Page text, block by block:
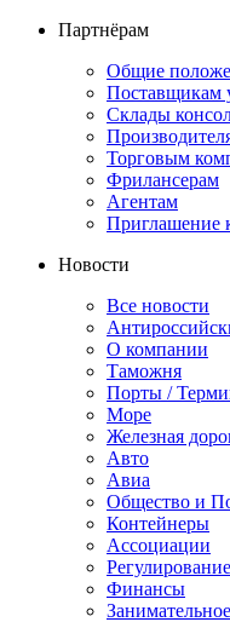
Партнёрам
Общие
Поставщикам
Склады
Торговым
Фрилансерам
Агентам
Приглашение
Новости
Все новости
О компании
Таможня
Порты /
Море
Железная
Авто
Авиа
Общество и
Контейнеры
Ассоциации
Финансы
Занимательное